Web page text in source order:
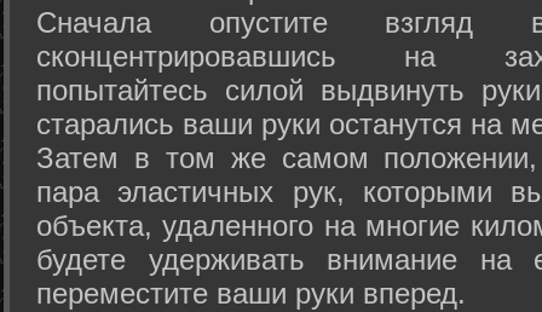
Сначала опустите
сконцентрировавшись на
попытайтесь силой выдвинуть
старались ваши руки останутся на
Затем в том же самом положении,
пара эластичных рук, которыми
объекта, удаленного на многие
будете удерживать внимание на
переместите ваши руки вперед.